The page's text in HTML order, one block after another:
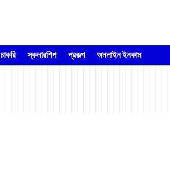
চাকরি স্কলারশিপ প্রকল্প অনলাইন ইনকাম